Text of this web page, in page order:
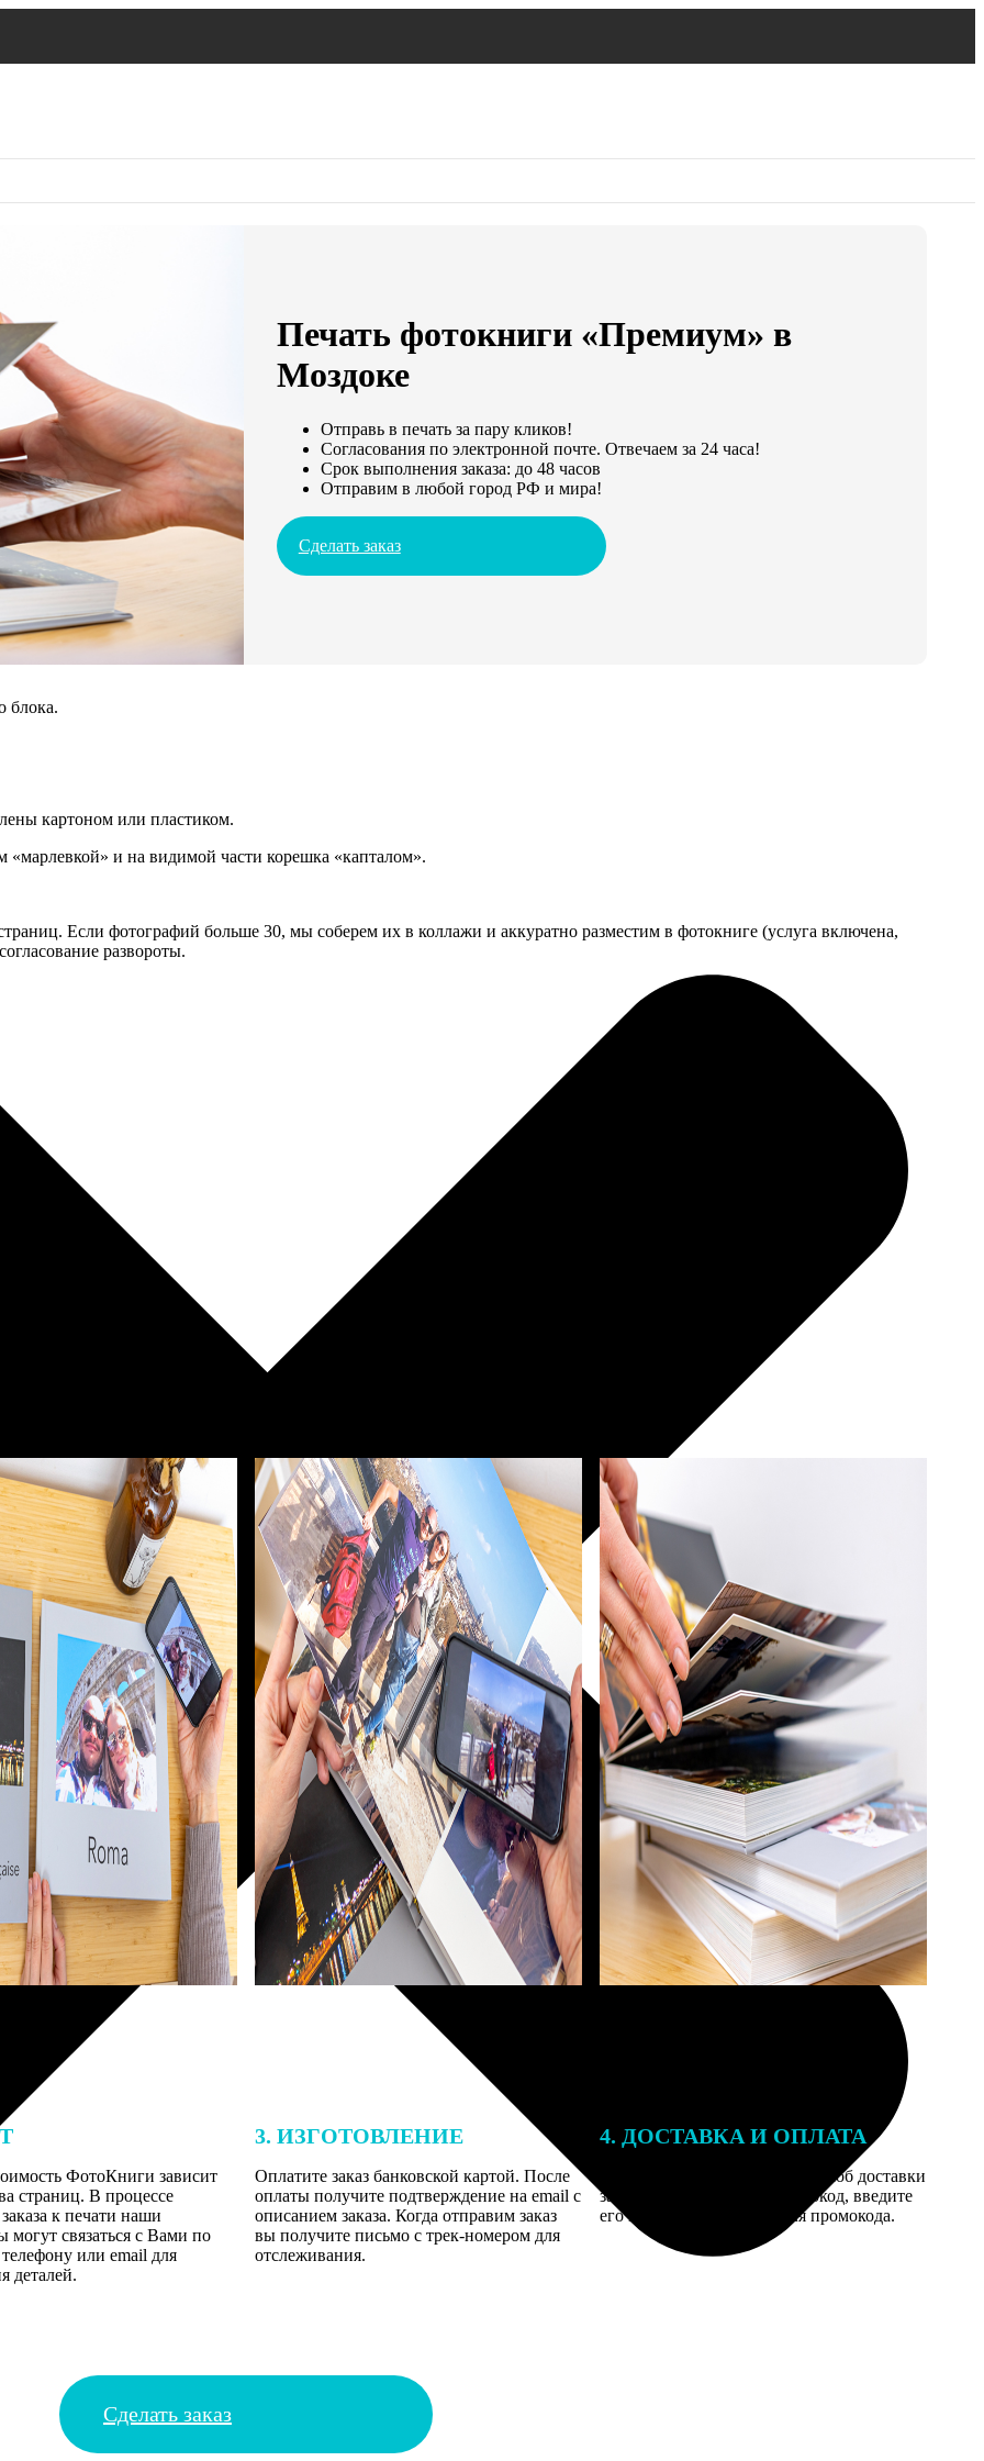
Печать фотокниги «Премиум» в
Моздоке
Отправь в печать за пару кликов!
Согласования по электронной почте. Отвечаем за 24 часа!
Срок выполнения заказа: до 48 часов
Отправим в любой город РФ и мира!
Сделать заказ
блока.
картоном или пластиком.
и на видимой части корешка «капталом».
Если фотографий больше 30, мы соберем их в коллажи и аккуратно разместим в фотокниге (услуга включена,
развороты.
ФотоКниги зависит
страниц. В процессе
к печати наши
могут связаться с Вами по
или email для
деталей.
3. ИЗГОТОВЛЕНИЕ
Оплатите заказ банковской картой. После
оплаты получите подтверждение на email с
описанием заказа. Когда отправим заказ
вы получите письмо с трек-номером для
отслеживания.
4. ДОСТАВКА И ОПЛАТА
Введите адрес и выберите способ доставки
заказа. Если у вас есть промокод, введите
его в специальное поле для промокода.
Сделать заказ